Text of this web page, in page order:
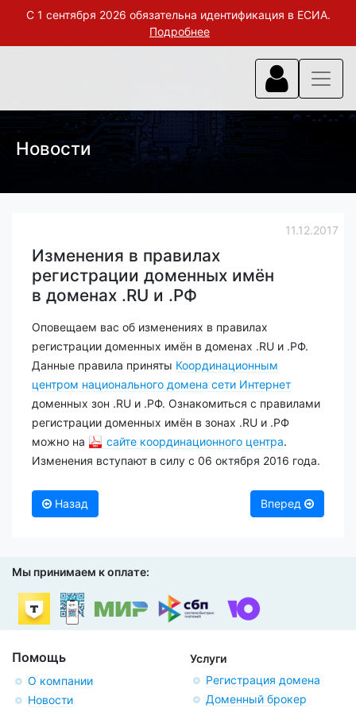
С 1 сентября 2026 обязательна идентификация в ЕСИА.
Подробнее
Новости
11.12.2017
Изменения в правилах
регистрации доменных имён
в доменах .RU и .РФ
Оповещаем вас об изменениях в правилах
регистрации доменных имён в доменах .RU и .РФ.
Данные правила приняты Координационным
центром национального домена сети Интернет
доменных зон .RU и .РФ. Ознакомиться с правилами
регистрации доменных имён в зонах .RU и .РФ
можно на
сайте координационного центра.
Изменения вступают в силу с 06 октября 2016 года.
Назад Вперед
Мы принимаем к оплате:
Помощь
О компании
Новости
Услуги
Регистрация домена
Доменный брокер